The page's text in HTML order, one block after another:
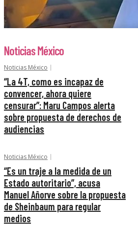
Noticias México
Noticias México
“La 4T, como es incapaz de
convencer, ahora quiere
censurar”: Maru Campos alerta
sobre propuesta de derechos de
audiencias
Noticias México
“Es un traje a la medida de un
Estado autoritario”, acusa
Manuel Añorve sobre la propuesta
de Sheinbaum para regular
medios